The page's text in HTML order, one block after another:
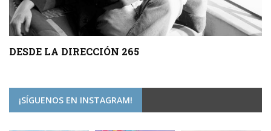
DESDE LA DIRECCIÓN 265
¡SÍGUENOS EN INSTAGRAM!